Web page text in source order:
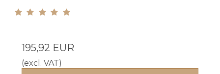
195,92 EUR
(excl. VAT)